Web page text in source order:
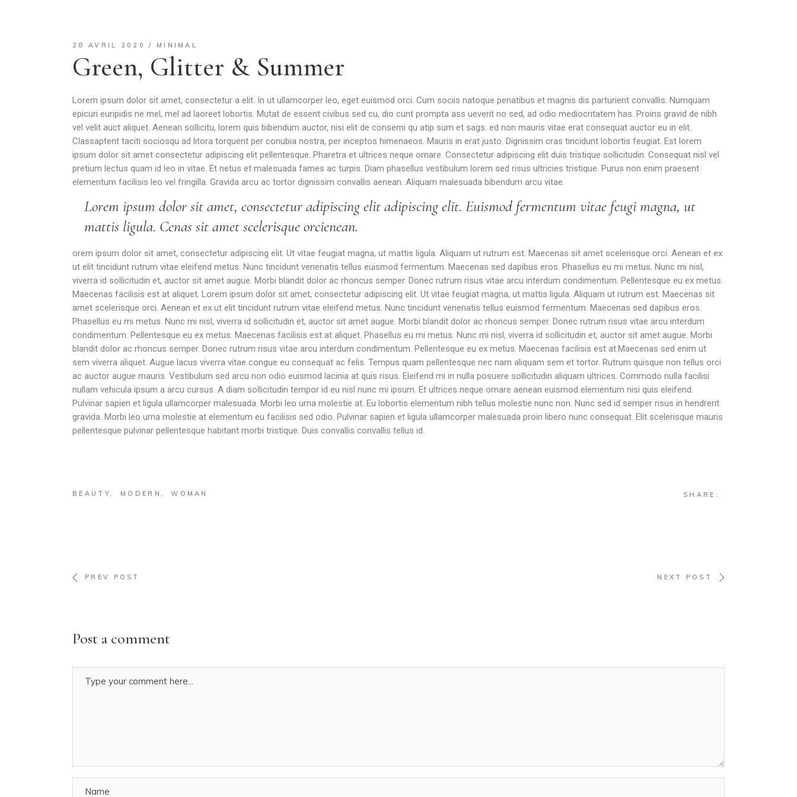
28 AVRIL 2020 MINIMAL
Green, Glitter & Summer
Lorem ipsum dolor sit amet, consectetur a elit. In ut ullamcorper leo, eget euismod orci. Cum sociis natoque penatibus et magnis dis parturient convallis. Numquam
epicuri euripidis ne mel, mel ad laoreet lobortis. Mutat de essent civibus sed cu, dio cunt prompta ass ueverit no sed, ad odio mediocritatem has. Proins gravid de nibh
vel velit auct aliquet. Aenean sollicitu, lorem quis bibendum auctor, nisi elit de consemi qu atip sum et sags. ed non mauris vitae erat consequat auctor eu in elit.
Classaptent taciti sociosqu ad litora torquent per conubia nostra, per inceptos himenaeos. Mauris in erat justo. Dignissim cras tincidunt lobortis feugiat. Est lorem
ipsum dolor sit amet consectetur adipiscing elit pellentesque. Pharetra et ultrices neque ornare. Consectetur adipiscing elit duis tristique sollicitudin. Consequat nisl vel
pretium lectus quam id leo in vitae. Et netus et malesuada fames ac turpis. Diam phasellus vestibulum lorem sed risus ultricies tristique. Purus non enim praesent
elementum facilisis leo vel fringilla. Gravida arcu ac tortor dignissim convallis aenean. Aliquam malesuada bibendum arcu vitae.
Lorem ipsum dolor sit amet, consectetur adipiscing elit adipiscing elit. Euismod fermentum vitae feugi magna, ut
mattis ligula. Cenas sit amet scelerisque orcienean.
orem ipsum dolor sit amet, consectetur adipiscing elit. Ut vitae feugiat magna, ut mattis ligula. Aliquam ut rutrum est. Maecenas sit amet scelerisque orci. Aenean et ex
ut elit tincidunt rutrum vitae eleifend metus. Nunc tincidunt venenatis tellus euismod fermentum. Maecenas sed dapibus eros. Phasellus eu mi metus. Nunc mi nisl,
viverra id sollicitudin et, auctor sit amet augue. Morbi blandit dolor ac rhoncus semper. Donec rutrum risus vitae arcu interdum condimentum. Pellentesque eu ex metus.
Maecenas facilisis est at aliquet. Lorem ipsum dolor sit amet, consectetur adipiscing elit. Ut vitae feugiat magna, ut mattis ligula. Aliquam ut rutrum est. Maecenas sit
amet scelerisque orci. Aenean et ex ut elit tincidunt rutrum vitae eleifend metus. Nunc tincidunt venenatis tellus euismod fermentum. Maecenas sed dapibus eros.
Phasellus eu mi metus. Nunc mi nisl, viverra id sollicitudin et, auctor sit amet augue. Morbi blandit dolor ac rhoncus semper. Donec rutrum risus vitae arcu interdum
condimentum. Pellentesque eu ex metus. Maecenas facilisis est at aliquet. Phasellus eu mi metus. Nunc mi nisl, viverra id sollicitudin et, auctor sit amet augue. Morbi
blandit dolor ac rhoncus semper. Donec rutrum risus vitae arcu interdum condimentum. Pellentesque eu ex metus. Maecenas facilisis est at.Maecenas sed enim ut
sem viverra aliquet. Augue lacus viverra vitae congue eu consequat ac felis. Tempus quam pellentesque nec nam aliquam sem et tortor. Rutrum quisque non tellus orci
ac auctor augue mauris. Vestibulum sed arcu non odio euismod lacinia at quis risus. Eleifend mi in nulla posuere sollicitudin aliquam ultrices. Commodo nulla facilisi
nullam vehicula ipsum a arcu cursus. A diam sollicitudin tempor id eu nisl nunc mi ipsum. Et ultrices neque ornare aenean euismod elementum nisi quis eleifend.
Pulvinar sapien et ligula ullamcorper malesuada. Morbi leo urna molestie at. Eu lobortis elementum nibh tellus molestie nunc non. Nunc sed id semper risus in hendrerit
gravida. Morbi leo urna molestie at elementum eu facilisis sed odio. Pulvinar sapien et ligula ullamcorper malesuada proin libero nunc consequat. Elit scelerisque mauris
pellentesque pulvinar pellentesque habitant morbi tristique. Duis convallis convallis tellus id.
BEAUTY MODERN WOMAN SHARE:
PREV POST NEXT POST
Post a comment